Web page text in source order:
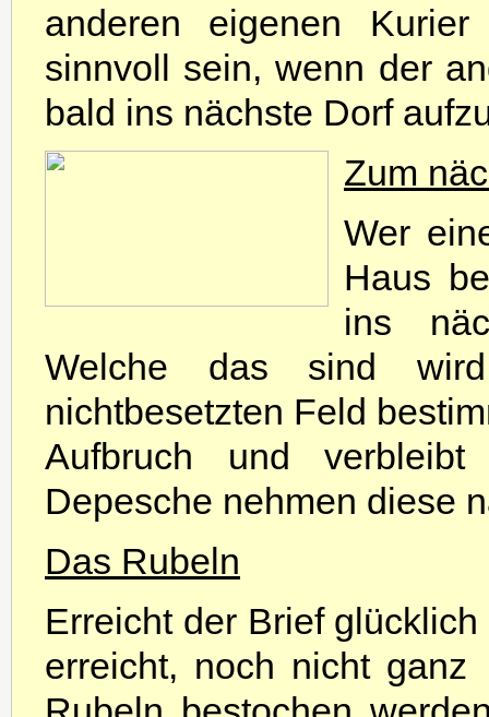
anderen eigenen
sinnvoll sein, wenn der
bald ins nächste Dorf
Zum
Wer
Haus
ins
Welche das sind
nichtbesetzten Feld
Aufbruch und
Depesche nehmen diese
Das Rubeln
Erreicht der Brief
erreicht, noch nicht ganz